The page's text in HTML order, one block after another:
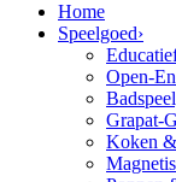
Home
Speelgoed›
Open-
Grapat-
Koken